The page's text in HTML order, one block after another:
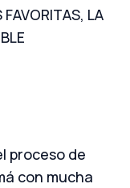
FAVORITAS, LA
proceso de
con mucha